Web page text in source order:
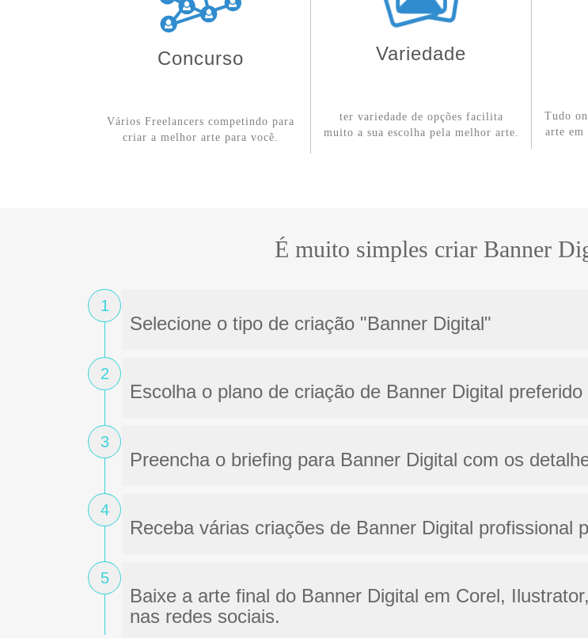
Concurso
Vários Freelancers competindo para
criar a melhor arte para você.
Variedade
ter variedade de opções facilita
muito a sua escolha pela melhor arte.
Tudo
arte em
É muito simples criar Banner
1
Selecione o tipo de criação "Banner Digital"
2
Escolha o plano de criação de Banner Digital preferido
3
Preencha o briefing para Banner Digital com os
4
Receba várias criações de Banner Digital profissional
5
Baixe a arte final do Banner Digital em Corel,
nas redes sociais.